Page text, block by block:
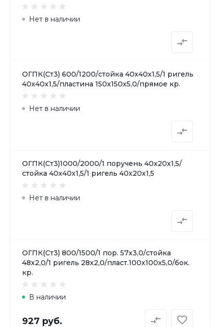
Нет в наличии
ОГПК(Ст3) 600/1200/стойка 40х40х1,5/1 ригель
40х40х1,5/пластина 150х150х5,0/прямое кр.
Нет в наличии
ОГПК(Ст3)1000/2000/1 поручень 40х20х1,5/
стойка 40х40х1,5/1 ригель 40х20х1,5
Нет в наличии
ОГПК(Ст3) 800/1500/1 пор. 57х3,0/стойка
48х2,0/1 ригель 28х2,0/пласт.100х100х5,0/бок.
кр.
В наличии
927 руб.